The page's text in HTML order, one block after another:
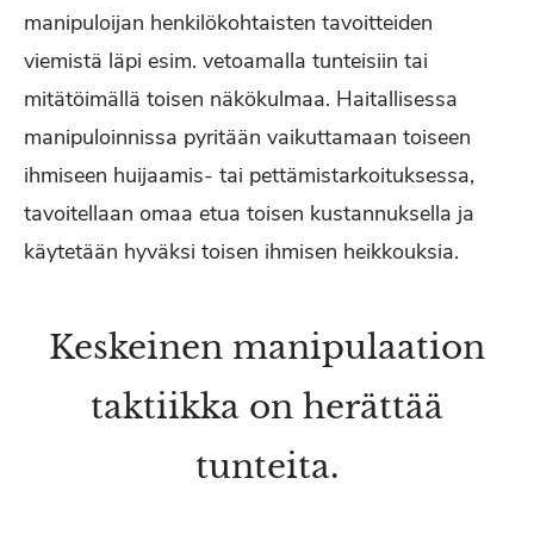
manipuloijan henkilökohtaisten tavoitteiden
viemistä läpi esim. vetoamalla tunteisiin tai
mitätöimällä toisen näkökulmaa. Haitallisessa
manipuloinnissa pyritään vaikuttamaan toiseen
ihmiseen huijaamis- tai pettämistarkoituksessa,
tavoitellaan omaa etua toisen kustannuksella ja
käytetään hyväksi toisen ihmisen heikkouksia.
Keskeinen manipulaation
taktiikka on herättää
tunteita.